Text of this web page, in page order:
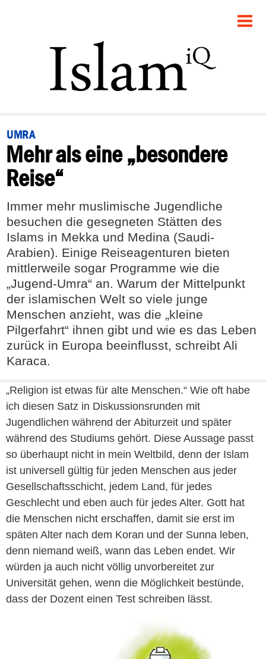
POLITIK
PANORAMA
RECHT
FEUILLETON
DEBATTE
UMRA
Mehr als eine „besondere
Reise“
Immer mehr muslimische Jugendliche
besuchen die gesegneten Stätten des
Islams in Mekka und Medina (Saudi-
Arabien). Einige Reiseagenturen bieten
mittlerweile sogar Programme wie die
„Jugend-Umra“ an. Warum der Mittelpunkt
der islamischen Welt so viele junge
Menschen anzieht, was die „kleine
Pilgerfahrt“ ihnen gibt und wie es das Leben
zurück in Europa beeinflusst, schreibt Ali
Karaca.
„Religion ist etwas für alte Menschen.“ Wie oft habe
ich diesen Satz in Diskussionsrunden mit
Jugendlichen während der Abiturzeit und später
während des Studiums gehört. Diese Aussage passt
so überhaupt nicht in mein Weltbild, denn der Islam
ist universell gültig für jeden Menschen aus jeder
Gesellschaftsschicht, jedem Land, für jedes
Geschlecht und eben auch für jedes Alter. Gott hat
die Menschen nicht erschaffen, damit sie erst im
späten Alter nach dem Koran und der Sunna leben,
denn niemand weiß, wann das Leben endet. Wir
würden ja auch nicht völlig unvorbereitet zur
Universität gehen, wenn die Möglichkeit bestünde,
dass der Dozent einen Test schreiben lässt.